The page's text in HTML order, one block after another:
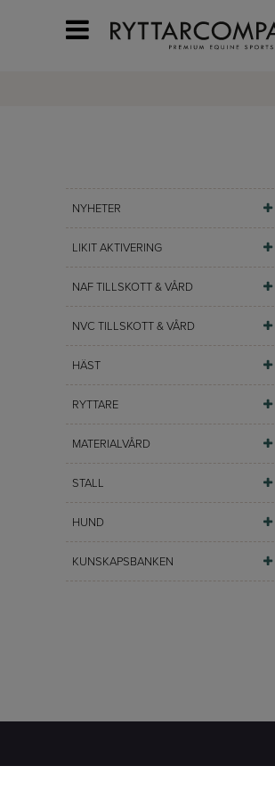
NYHETER
LIKIT AKTIVERING
NAF TILLSKOTT & VÅRD
NVC TILLSKOTT & VÅRD
HÄST
RYTTARE
MATERIALVÅRD
STALL
HUND
KUNSKAPSBANKEN